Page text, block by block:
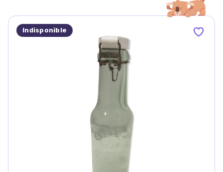
Indisponible